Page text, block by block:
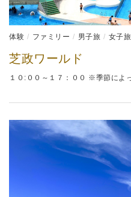
体験 ファミリー 男子旅 女子旅
芝政ワールド
１０:００～１７：００ ※季節によ